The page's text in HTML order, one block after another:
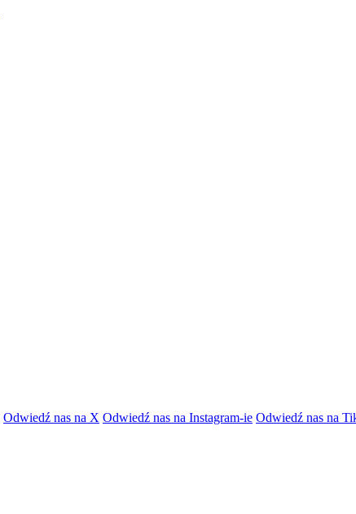
Odwiedź nas na X Odwiedź nas na Instagram-ie Odwiedź nas na